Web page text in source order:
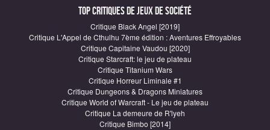
Top critiques de Jeux de société
Critique Black Angel [2019]
Critique L'Appel de Cthulhu 7ème édition : Aventures Effroyables
Critique Capitaine Vaudou [2020]
Critique Starcraft: le jeu de plateau
Critique Titanium Wars
Critique Horreur Liminale #1
Critique Dungeons & Dragons Miniatures
Critique World of Warcraft - Le jeu de plateau
Critique La demeure de R'lyeh
Critique Bimbo [2014]